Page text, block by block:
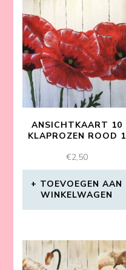
ANSICHTKAART 10
KLAPROZEN ROOD 1
€2,50
TOEVOEGEN AAN
WINKELWAGEN